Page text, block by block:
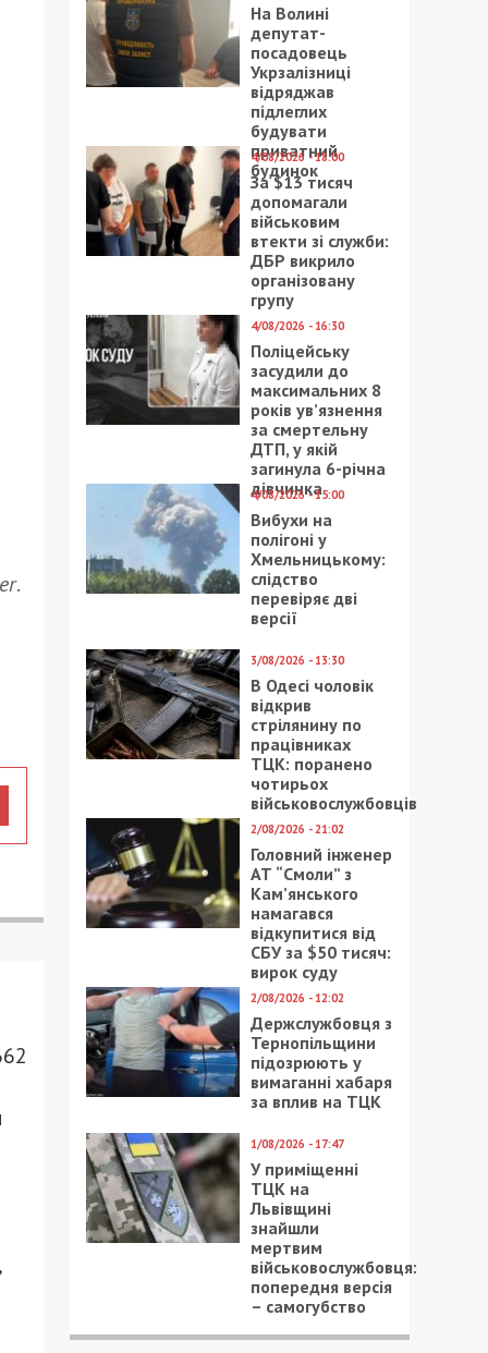
.
На Волині
депутат-
посадовець
Укрзалізниці
відряджав
підлеглих
будувати
приватний
будинок
4/08/2026 - 18:00
За $13 тисяч
допомагали
військовим
втекти зі служби:
ДБР викрило
організовану
групу
4/08/2026 - 16:30
Поліцейську
засудили до
максимальних 8
років ув’язнення
за смертельну
ДТП, у якій
загинула 6-річна
дівчинка
4/08/2026 - 15:00
Вибухи на
полігоні у
Хмельницькому:
слідство
перевіряє дві
версії
3/08/2026 - 13:30
В Одесі чоловік
відкрив
стрілянину по
працівниках
ТЦК: поранено
чотирьох
військовослужбовців
2/08/2026 - 21:02
Головний інженер
АТ “Смоли” з
Кам’янського
намагався
відкупитися від
СБУ за $50 тисяч:
вирок суду
2/08/2026 - 12:02
Держслужбовця з
Тернопільщини
підозрюють у
вимаганні хабаря
за вплив на ТЦК
1/08/2026 - 17:47
У приміщенні
ТЦК на
Львівщині
знайшли
мертвим
військовослужбовця:
попередня версія
– самогубство